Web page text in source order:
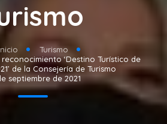
Turismo
‘Destino Turístico de
de la Consejería de Turismo
septiembre de 2021